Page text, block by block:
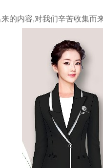
的内容,对我们辛苦收集而